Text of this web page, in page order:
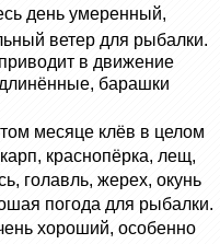
день умеренный,
ветер для рыбалки.
в движение
барашки
месяце клёв в целом
краснопёрка, лещ,
голавль, жерех, окунь
погода для рыбалки.
хороший, особенно